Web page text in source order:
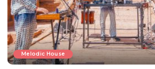
Melodic House